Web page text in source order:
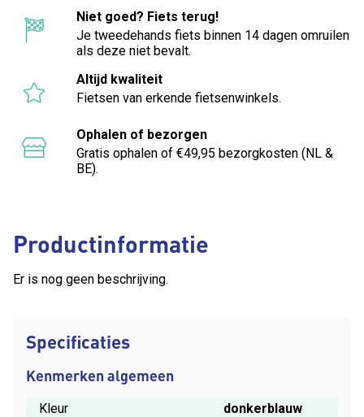
Productinformatie
Er is nog geen beschrijving.
Specificaties
Kenmerken algemeen
Kleur
donkerblauw
Niet goed? Fiets terug!
Je tweedehands fiets binnen 14 dagen omruilen
als deze niet bevalt.
Altijd kwaliteit
Fietsen van erkende fietsenwinkels.
Ophalen of bezorgen
Gratis ophalen of €49,95 bezorgkosten (NL &
BE).